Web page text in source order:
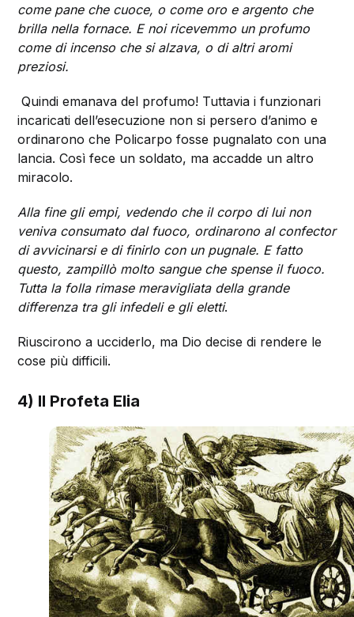
come pane che cuoce, o come oro e argento che
brilla nella fornace. E noi ricevemmo un profumo
come di incenso che si alzava, o di altri aromi
preziosi.
Quindi emanava del profumo! Tuttavia i funzionari
incaricati dell’esecuzione non si persero d’animo e
ordinarono che Policarpo fosse pugnalato con una
lancia. Così fece un soldato, ma accadde un altro
miracolo.
Alla fine gli empi, vedendo che il corpo di lui non
veniva consumato dal fuoco, ordinarono al confector
di avvicinarsi e di finirlo con un pugnale. E fatto
questo, zampillò molto sangue che spense il fuoco.
Tutta la folla rimase meravigliata della grande
differenza tra gli infedeli e gli eletti.
Riuscirono a ucciderlo, ma Dio decise di rendere le
cose più difficili.
4) Il Profeta Elia